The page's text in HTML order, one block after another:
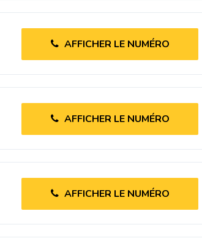
AFFICHER LE NUMÉRO
AFFICHER LE NUMÉRO
AFFICHER LE NUMÉRO